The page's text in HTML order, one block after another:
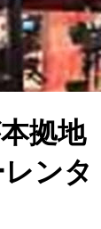
拠地
ンタ